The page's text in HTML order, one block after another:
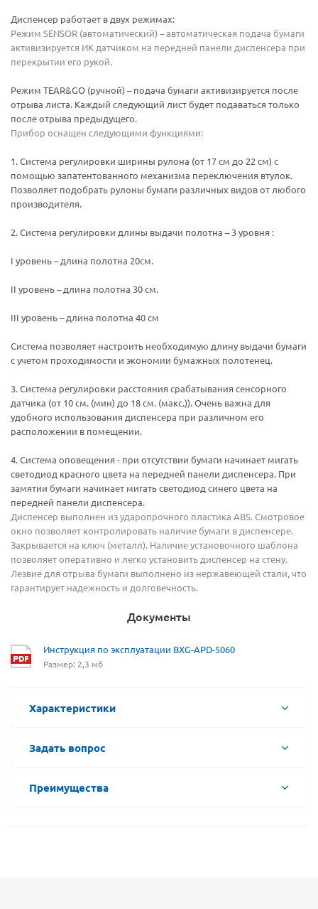
Диспенсер работает в двух режимах:
Режим SENSOR (автоматический) – автоматическая подача бумаги
активизируется ИК датчиком на передней панели диспенсера при
перекрытии его рукой.
Режим TEAR&GO (ручной) – подача бумаги активизируется после
отрыва листа. Каждый следующий лист будет подаваться только
после отрыва предыдущего.
Прибор оснащен следующими функциями:
1. Система регулировки ширины рулона (от 17 см до 22 см) с
помощью запатентованного механизма переключения втулок.
Позволяет подобрать рулоны бумаги различных видов от любого
производителя.
2. Система регулировки длины выдачи полотна – 3 уровня :
I уровень – длина полотна 20см.
II уровень – длина полотна 30 см.
III уровень – длина полотна 40 см
Система позволяет настроить необходимую длину выдачи бумаги
с учетом проходимости и экономии бумажных полотенец.
3. Система регулировки расстояния срабатывания сенсорного
датчика (от 10 см. (мин) до 18 см. (макс.)). Очень важна для
удобного использования диспенсера при различном его
расположении в помещении.
4. Система оповещения - при отсутствии бумаги начинает мигать
светодиод красного цвета на передней панели диспенсера. При
замятии бумаги начинает мигать светодиод синего цвета на
передней панели диспенсера.
Диспенсер выполнен из ударопрочного пластика ABS. Смотровое
окно позволяет контролировать наличие бумаги в диспенсере.
Закрывается на ключ (металл). Наличие установочного шаблона
позволяет оперативно и легко установить диспенсер на стену.
Лезвие для отрыва бумаги выполнено из нержавеющей стали, что
гарантирует надежность и долговечность.
Документы
Инструкция по эксплуатации BXG-APD-5060
Размер: 2,3 мб
Характеристики
Задать вопрос
Преимущества